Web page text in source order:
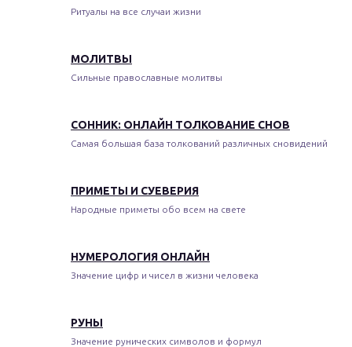
Ритуалы на все случаи жизни
МОЛИТВЫ
Сильные православные молитвы
СОННИК: ОНЛАЙН ТОЛКОВАНИЕ СНОВ
Самая большая база толкований различных сновидений
ПРИМЕТЫ И СУЕВЕРИЯ
Народные приметы обо всем на свете
НУМЕРОЛОГИЯ ОНЛАЙН
Значение цифр и чисел в жизни человека
РУНЫ
Значение рунических символов и формул